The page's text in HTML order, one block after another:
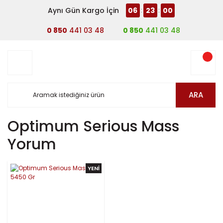
Aynı Gün Kargo İçin 06 : 23 : 00
0 850 441 03 48 0 850 441 03 48
ARA
Optimum Serious Mass
Yorum
YENİ